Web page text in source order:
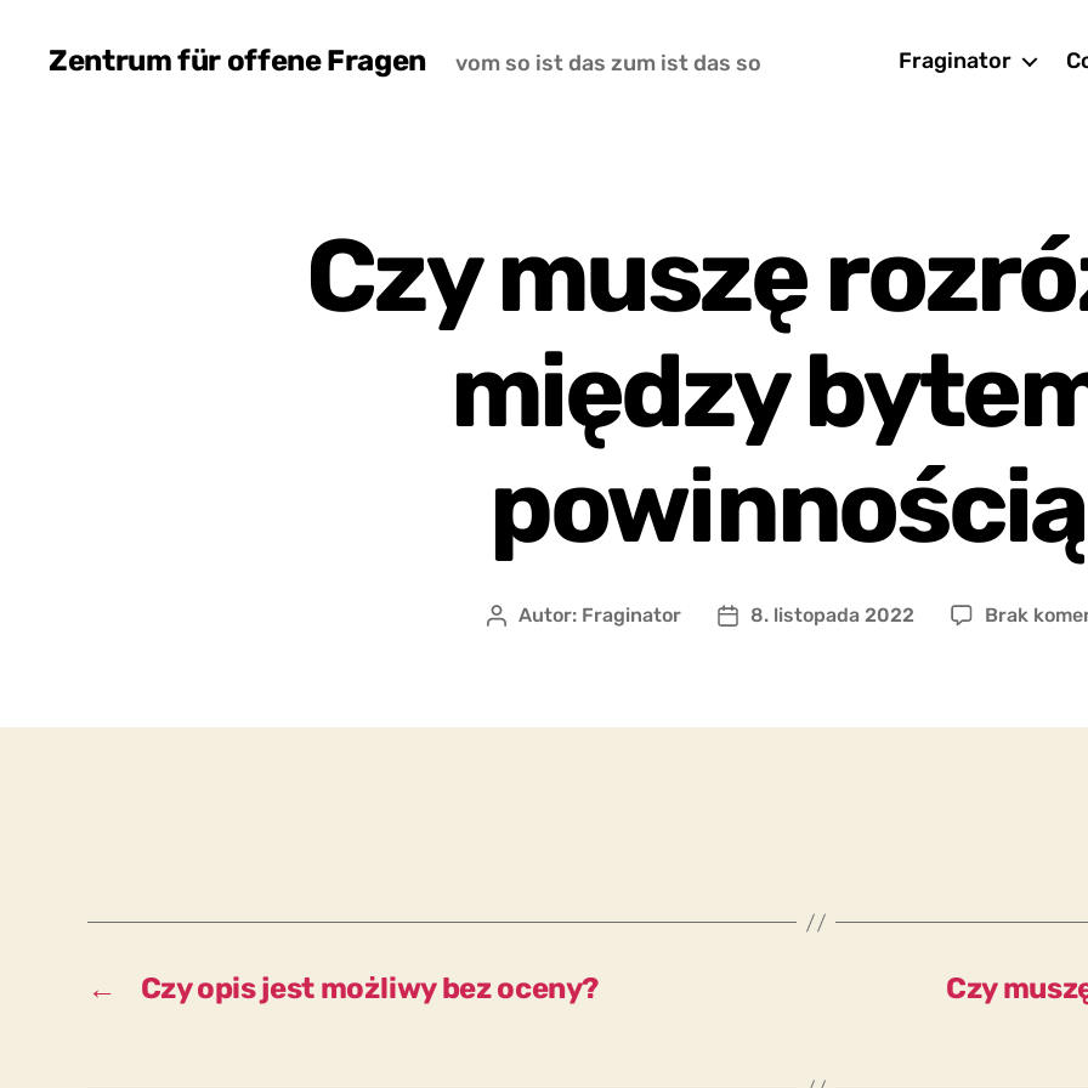
Zentrum für offene Fragen vom so ist das zum ist das so Fraginator
Czy muszę
między
Autor
Autor: Fraginator
Data8. listopada 2022 Brak
← Czy opis jest możliwy bez oceny? Czy